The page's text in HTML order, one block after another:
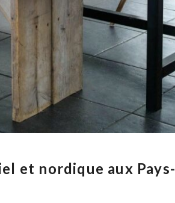
et nordique aux Pays-